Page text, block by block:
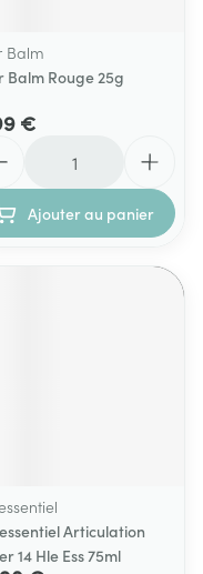
Balm
Balm Rouge 25g
€
Ajouter au panier
Articulation
14 Hle Ess 75ml